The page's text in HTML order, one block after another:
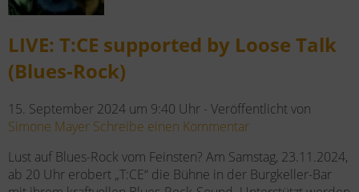
LIVE: T:CE supported by Loose Talk
(Blues-Rock)
15. September 2024 um 9:40 Uhr - Veröffentlicht von
Simone Mayer Schreibe einen Kommentar
Lust auf Blues-Rock vom Feinsten? Am Samstag, 23.11.2024,
ab 20 Uhr erobert „T:CE“ die Bühne in der Burgkeller-Bar